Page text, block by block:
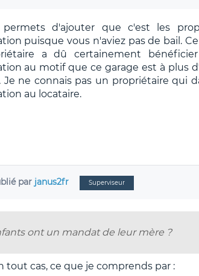
d'ajouter que c'est les
puisque vous n'aviez pas de bail.
a dû certainement
au motif que ce garage est à plus
Je ne connais pas un propriétaire qui
au locataire.
par janus2fr Superviseur
ont un mandat de leur mère ?
tout cas, ce que je comprends par :